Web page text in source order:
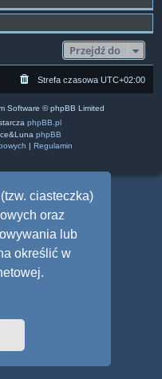
ciasteczka)
oraz
lub
określić w
Przejdź do
Strefa czasowa UTC+02:00
Software © phpBB Limited
phpBB.pl
phpBB
| Regulamin